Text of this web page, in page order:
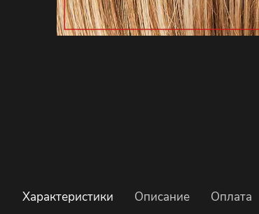
Характеристики Описание Оплата